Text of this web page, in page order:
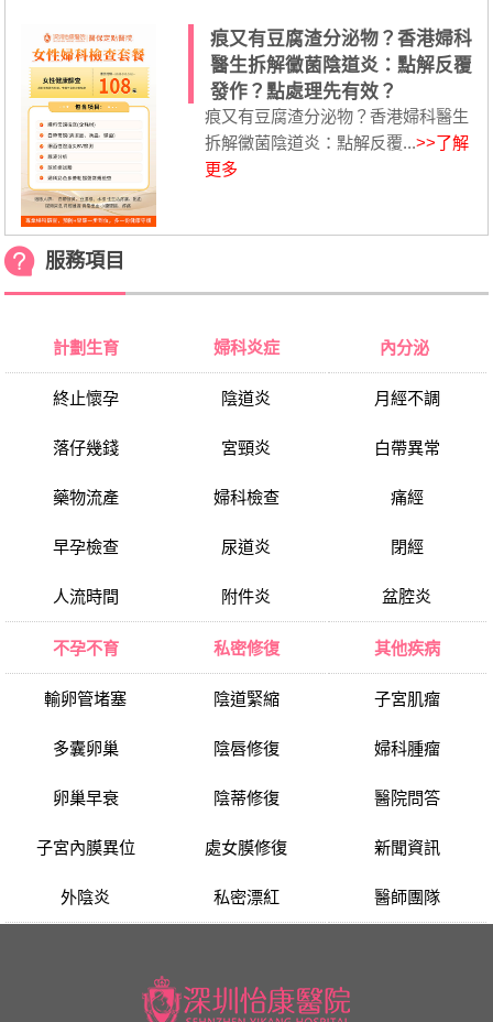
痕又有豆腐渣分泌物？香港婦科
醫生拆解黴菌陰道炎：點解反覆
發作？點處理先有效？
痕又有豆腐渣分泌物？香港婦科醫生
拆解黴菌陰道炎：點解反覆...>>了解
更多
服務項目
計劃生育
終止懷孕
落仔幾錢
藥物流產
早孕檢查
人流時間
婦科炎症
陰道炎
宮頸炎
婦科檢查
尿道炎
附件炎
內分泌
月經不調
白帶異常
痛經
閉經
盆腔炎
不孕不育
輸卵管堵塞
多囊卵巢
卵巢早衰
子宮內膜異位
外陰炎
私密修復
陰道緊縮
陰唇修復
陰蒂修復
處女膜修復
私密漂紅
其他疾病
子宮肌瘤
婦科腫瘤
醫院問答
新聞資訊
醫師團隊